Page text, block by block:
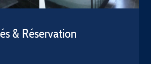
& Réservation